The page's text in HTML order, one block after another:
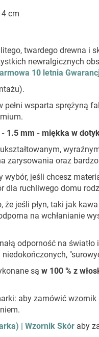
4 cm
twardego drewna i
newralgicznych
10 letnia
pełni wsparta sprężyną
1.5 mm - miękka w
zarysowania oraz
jeśli chcesz
dla ruchliwego domu
że jeśli płyn, taki jak
na wchłanianie
odporność na
są w 100 % z
aby zamówić
| Wzornik Skór aby